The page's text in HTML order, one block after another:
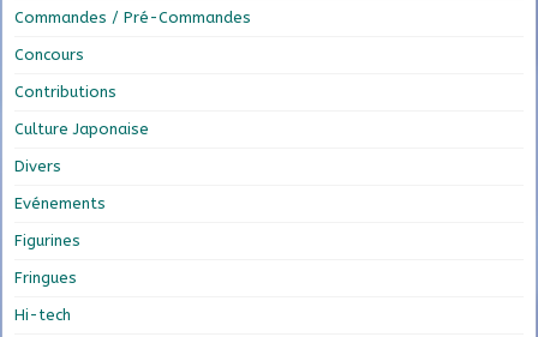
Commandes / Pré-Commandes
Concours
Contributions
Culture Japonaise
Divers
Evénements
Figurines
Fringues
Hi-tech